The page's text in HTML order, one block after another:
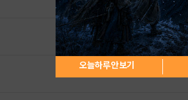
오늘하루 안보기